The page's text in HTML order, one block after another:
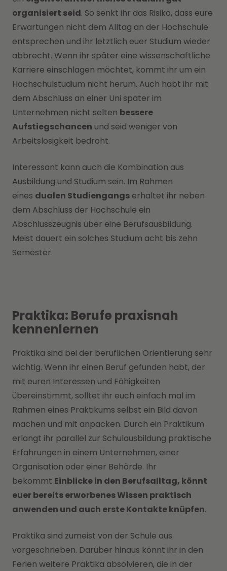
organisiert seid. So senkt ihr das Risiko, dass eure
Erwartungen nicht dem Alltag an der Hochschule
entsprechen und ihr letztlich euer Studium wieder
abbrecht. Wenn ihr später eine wissenschaftliche
Karriere einschlagen möchtet, kommt ihr um ein
Hochschulstudium nicht herum. Auch habt ihr mit
dem Abschluss an einer Uni später im
Unternehmen nicht selten bessere
Aufstiegschancen und seid weniger von
Arbeitslosigkeit bedroht.
Interessant kann auch die Kombination aus
Ausbildung und Studium sein. Im Rahmen
eines dualen Studiengangs erhaltet ihr neben
dem Abschluss der Hochschule ein
Abschlusszeugnis über eine Berufsausbildung.
Meist dauert ein solches Studium acht bis zehn
Semester.
Praktika: Berufe praxisnah
kennenlernen
Praktika sind bei der beruflichen Orientierung sehr
wichtig. Wenn ihr einen Beruf gefunden habt, der
mit euren Interessen und Fähigkeiten
übereinstimmt, solltet ihr euch einfach mal im
Rahmen eines Praktikums selbst ein Bild davon
machen und mit anpacken. Durch ein Praktikum
erlangt ihr parallel zur Schulausbildung praktische
Erfahrungen in einem Unternehmen, einer
Organisation oder einer Behörde. Ihr
bekommt Einblicke in den Berufsalltag, könnt
euer bereits erworbenes Wissen praktisch
anwenden und auch erste Kontakte knüpfen.
Praktika sind zumeist von der Schule aus
vorgeschrieben. Darüber hinaus könnt ihr in den
Ferien weitere Praktika absolvieren, die in der